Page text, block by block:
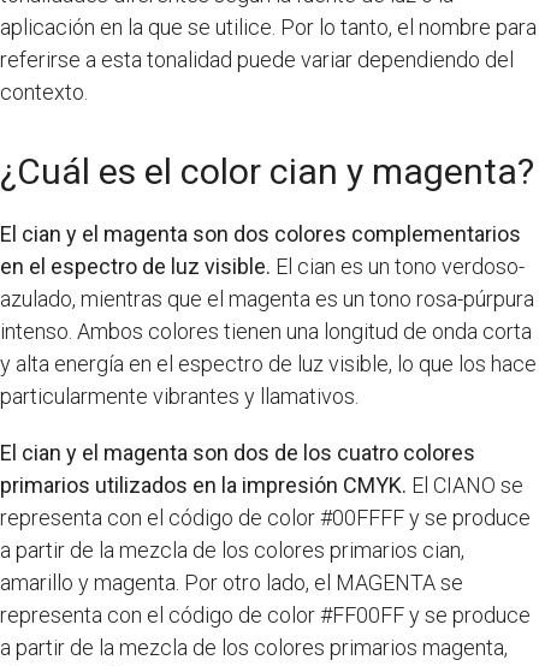
aplicación en la que se utilice. Por lo tanto, el nombre para
referirse a esta tonalidad puede variar dependiendo del
contexto.
¿Cuál es el color cian y magenta?
El cian y el magenta son dos colores complementarios
en el espectro de luz visible. El cian es un tono verdoso-
azulado, mientras que el magenta es un tono rosa-púrpura
intenso. Ambos colores tienen una longitud de onda corta
y alta energía en el espectro de luz visible, lo que los hace
particularmente vibrantes y llamativos.
El cian y el magenta son dos de los cuatro colores
primarios utilizados en la impresión CMYK. El CIANO se
representa con el código de color #00FFFF y se produce
a partir de la mezcla de los colores primarios cian,
amarillo y magenta. Por otro lado, el MAGENTA se
representa con el código de color #FF00FF y se produce
a partir de la mezcla de los colores primarios magenta,